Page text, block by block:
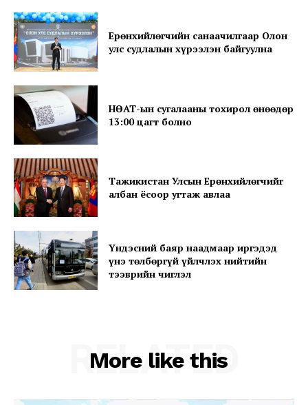
Company
About
Contact us
Subscription Plans
My account
Ерөнхийлөгчийн санаачилгаар Олон
улс судлалын хүрээлэн байгуулна
НӨАТ-ын сугалааны тохирол өнөөдөр
13:00 цагт болно
Тажикистан Улсын Ерөнхийлөгчийг
албан ёсоор угтаж авлаа
Үндэсний баяр наадмаар иргэдэд
үнэ төлбөргүй үйлчлэх нийтийн
тээврийн чиглэл
More like this
RELATED